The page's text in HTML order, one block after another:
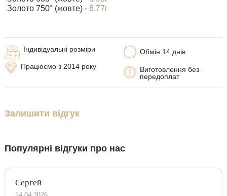
Золото 750° (жовте) - 6.77г
Обмін 14 днів
Виготовлення без
передоплат
Індивідуальні розміри
Працюємо з 2014 року
Залишити відгук
Популярні відгуки про нас
Сергей